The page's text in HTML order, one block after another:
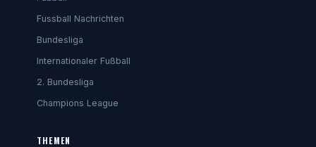
Fussball Nachrichten
Bundesliga
Internationaler Fußball
2. Bundesliga
Champions League
THEMEN